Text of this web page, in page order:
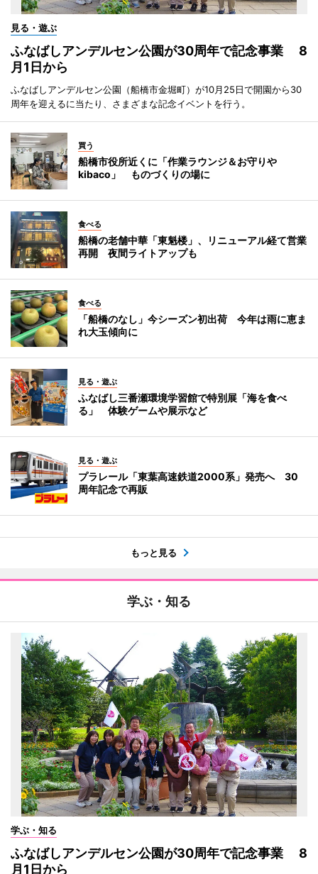
見る・遊ぶ
ふなばしアンデルセン公園が30周年で記念事業 8
月1日から
ふなばしアンデルセン公園（船橋市金堀町）が10月25日で開園から30
周年を迎えるに当たり、さまざまな記念イベントを行う。
買う
船橋市役所近くに「作業ラウンジ＆お守りや
kibaco」 ものづくりの場に
食べる
船橋の老舗中華「東魁楼」、リニューアル経て営業
再開 夜間ライトアップも
食べる
「船橋のなし」今シーズン初出荷 今年は雨に恵ま
れ大玉傾向に
見る・遊ぶ
ふなばし三番瀬環境学習館で特別展「海を食べ
る」 体験ゲームや展示など
見る・遊ぶ
プラレール「東葉高速鉄道2000系」発売へ 30
周年記念で再販
もっと見る
学ぶ・知る
学ぶ・知る
ふなばしアンデルセン公園が30周年で記念事業 8
月1日から